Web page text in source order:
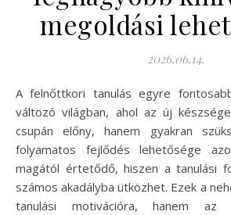
megoldási
2026.06.14.
A felnőttkori tanulás egyre fontosabbá válik a gyorsan
változó világban, ahol az új
csupán előny, hanem gyakran
folyamatos fejlődés lehetősége
magától értetődő, hiszen a tanulási
számos akadályba ütközhet. Ezek a
tanulási motivációra, hanem az